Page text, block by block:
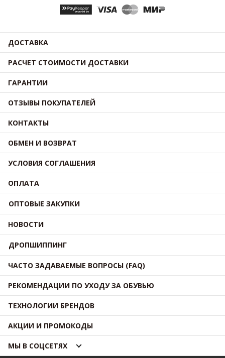
ДОСТАВКА
РАСЧЕТ СТОИМОСТИ ДОСТАВКИ
ГАРАНТИИ
ОТЗЫВЫ ПОКУПАТЕЛЕЙ
КОНТАКТЫ
ОБМЕН И ВОЗВРАТ
УСЛОВИЯ СОГЛАШЕНИЯ
ОПЛАТА
ОПТОВЫЕ ЗАКУПКИ
НОВОСТИ
ДРОПШИППИНГ
ЧАСТО ЗАДАВАЕМЫЕ ВОПРОСЫ (FAQ)
РЕКОМЕНДАЦИИ ПО УХОДУ ЗА ОБУВЬЮ
ТЕХНОЛОГИИ БРЕНДОВ
АКЦИИ И ПРОМОКОДЫ
МЫ В СОЦСЕТЯХ